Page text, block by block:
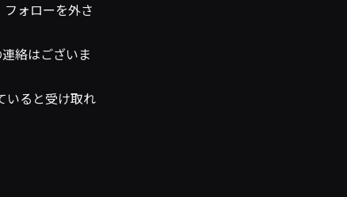
ォローを外さ
絡はございま
いると受け取れ